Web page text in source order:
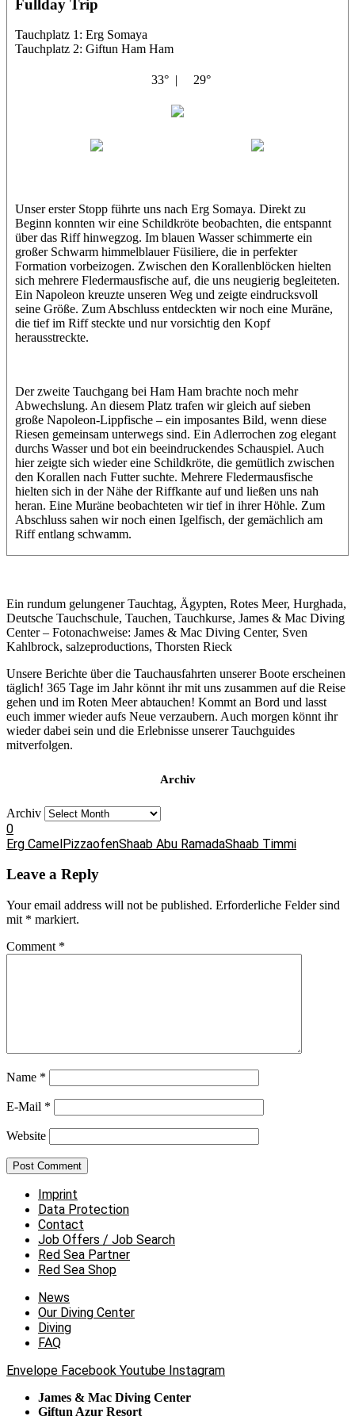
Fullday Trip
Tauchplatz 1: Erg Somaya
Tauchplatz 2: Giftun Ham Ham
33° | 29°
Unser erster Stopp führte uns nach Erg Somaya. Direkt zu
Beginn konnten wir eine Schildkröte beobachten, die entspannt
über das Riff hinwegzog. Im blauen Wasser schimmerte ein
großer Schwarm himmelblauer Füsiliere, die in perfekter
Formation vorbeizogen. Zwischen den Korallenblöcken hielten
sich mehrere Fledermausfische auf, die uns neugierig begleiteten.
Ein Napoleon kreuzte unseren Weg und zeigte eindrucksvoll
seine Größe. Zum Abschluss entdeckten wir noch eine Muräne,
die tief im Riff steckte und nur vorsichtig den Kopf
herausstreckte.
Der zweite Tauchgang bei Ham Ham brachte noch mehr
Abwechslung. An diesem Platz trafen wir gleich auf sieben
große Napoleon-Lippfische – ein imposantes Bild, wenn diese
Riesen gemeinsam unterwegs sind. Ein Adlerrochen zog elegant
durchs Wasser und bot ein beeindruckendes Schauspiel. Auch
hier zeigte sich wieder eine Schildkröte, die gemütlich zwischen
den Korallen nach Futter suchte. Mehrere Fledermausfische
hielten sich in der Nähe der Riffkante auf und ließen uns nah
heran. Eine Muräne beobachteten wir tief in ihrer Höhle. Zum
Abschluss sahen wir noch einen Igelfisch, der gemächlich am
Riff entlang schwamm.
Ein rundum gelungener Tauchtag, Ägypten, Rotes Meer, Hurghada,
Deutsche Tauchschule, Tauchen, Tauchkurse, James & Mac Diving
Center – Fotonachweise: James & Mac Diving Center, Sven
Kahlbrock, salzeproductions, Thorsten Rieck
Unsere Berichte über die Tauchausfahrten unserer Boote erscheinen
täglich! 365 Tage im Jahr könnt ihr mit uns zusammen auf die Reise
gehen und im Roten Meer abtauchen! Kommt an Bord und lasst
euch immer wieder aufs Neue verzaubern. Auch morgen könnt ihr
wieder dabei sein und die Erlebnisse unserer Tauchguides
mitverfolgen.
Archiv
Archiv
0
Erg CamelPizzaofenShaab Abu RamadaShaab Timmi
Leave a Reply
Your email address will not be published. Erforderliche Felder sind
mit * markiert.
Comment *
Name *
E-Mail *
Website
Imprint
Data Protection
Contact
Job Offers / Job Search
Red Sea Partner
Red Sea Shop
News
Our Diving Center
Diving
FAQ
Envelope Facebook Youtube Instagram
James & Mac Diving Center
Giftun Azur Resort